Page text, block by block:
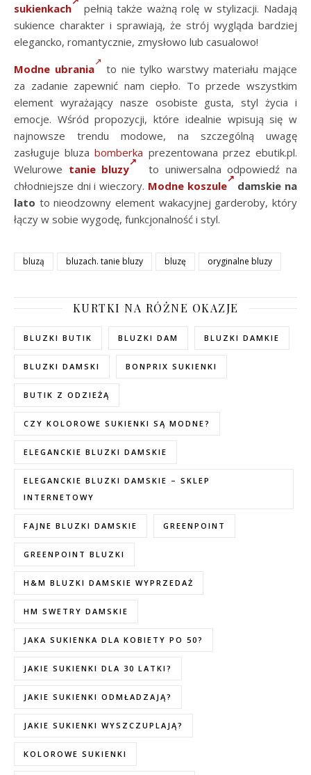
sukienkach
pełnią także ważną rolę w stylizacji. Nadają
sukience charakter i sprawiają, że strój wygląda bardziej
elegancko, romantycznie, zmysłowo lub casualowo!
Modne ubrania
to nie tylko warstwy materiału mające
za zadanie zapewnić nam ciepło. To przede wszystkim
element wyrażający nasze osobiste gusta, styl życia i
emocje. Wśród propozycji, które idealnie wpisują się w
najnowsze trendu modowe, na szczególną uwagę
zasługuje bluzabomberka prezentowana przez ebutik.pl.
Welurowe tanie bluzy
to uniwersalna odpowiedź na
chłodniejsze dni i wieczory. Modne koszule
damskie na
lato to nieodzowny element wakacyjnej garderoby, który
łączy w sobie wygodę, funkcjonalność i styl.
bluzą bluzach. tanie bluzy bluzę oryginalne bluzy
KURTKI NA RÓŻNE OKAZJE
BLUZKI BUTIK BLUZKI DAM BLUZKI DAMKIE
BLUZKI DAMSKI BONPRIX SUKIENKI
BUTIK Z ODZIEŻĄ
CZY KOLOROWE SUKIENKI SĄ MODNE?
ELEGANCKIE BLUZKI DAMSKIE
ELEGANCKIE BLUZKI DAMSKIE – SKLEP
INTERNETOWY
FAJNE BLUZKI DAMSKIE GREENPOINT
GREENPOINT BLUZKI
H&M BLUZKI DAMSKIE WYPRZEDAŻ
HM SWETRY DAMSKIE
JAKA SUKIENKA DLA KOBIETY PO 50?
JAKIE SUKIENKI DLA 30 LATKI?
JAKIE SUKIENKI ODMŁADZAJĄ?
JAKIE SUKIENKI WYSZCZUPLAJĄ?
KOLOROWE SUKIENKI